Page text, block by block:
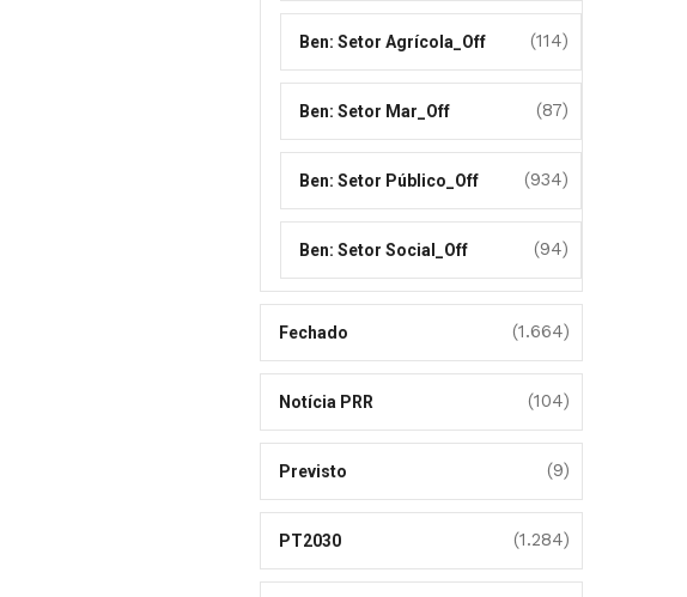
Ben: Setor Agrícola_Off (114)
Ben: Setor Mar_Off (87)
Ben: Setor Público_Off (934)
Ben: Setor Social_Off (94)
Fechado (1.664)
Notícia PRR (104)
Previsto (9)
PT2030 (1.284)